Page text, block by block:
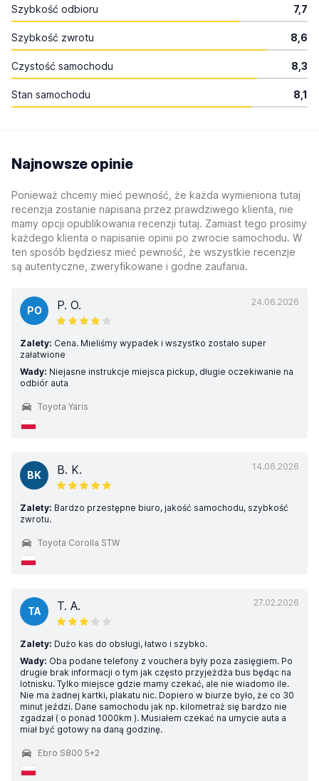
Szybkość odbioru 7,7
Szybkość zwrotu 8,6
Czystość samochodu 8,3
Stan samochodu 8,1
Najnowsze opinie
Ponieważ chcemy mieć pewność, że każda wymieniona tutaj
recenzja zostanie napisana przez prawdziwego klienta, nie
mamy opcji opublikowania recenzji tutaj. Zamiast tego prosimy
każdego klienta o napisanie opinii po zwrocie samochodu. W
ten sposób będziesz mieć pewność, że wszystkie recenzje
są autentyczne, zweryfikowane i godne zaufania.
24.06.2026
PO P. O.
Zalety: Cena. Mieliśmy wypadek i wszystko zostało super
załatwione
Wady: Niejasne instrukcje miejsca pickup, długie oczekiwanie na
odbiór auta
Toyota Yaris
14.06.2026
BK B. K.
Zalety: Bardzo przestępne biuro, jakość samochodu, szybkość
zwrotu.
Toyota Corolla STW
27.02.2026
TA T. A.
Zalety: Dużo kas do obsługi, łatwo i szybko.
Wady: Oba podane telefony z vouchera były poza zasięgiem. Po
drugie brak informacji o tym jak często przyjeżdża bus będąc na
lotnisku. Tylko miejsce gdzie mamy czekać, ale nie wiadomo ile.
Nie ma żadnej kartki, plakatu nic. Dopiero w biurze było, że co 30
minut jeździ. Dane samochodu jak np. kilometraż się bardzo nie
zgadzał ( o ponad 1000km ). Musiałem czekać na umycie auta a
miał być gotowy na daną godzinę.
Ebro S800 5+2